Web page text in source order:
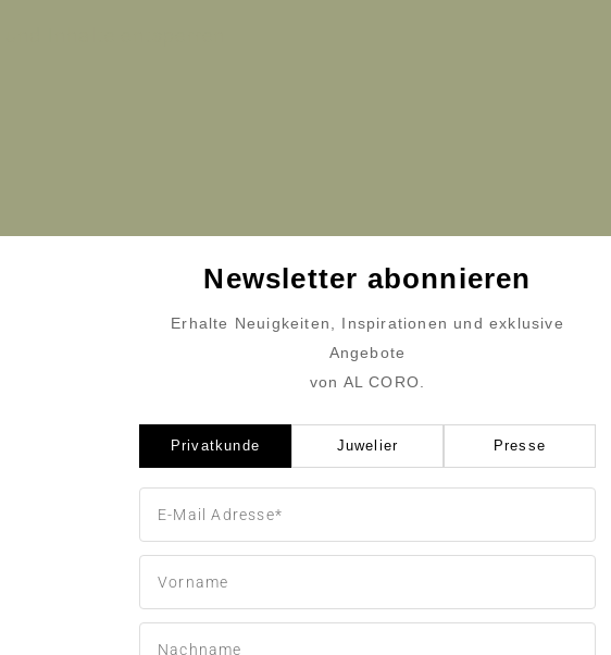
Newsletter abonnieren
Erhalte Neuigkeiten, Inspirationen und exklusive
Angebote
von AL CORO.
Privatkunde Juwelier Presse